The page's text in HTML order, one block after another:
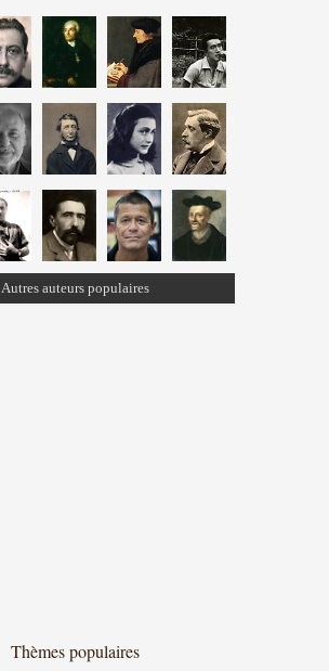
Autres auteurs populaires
Thèmes populaires